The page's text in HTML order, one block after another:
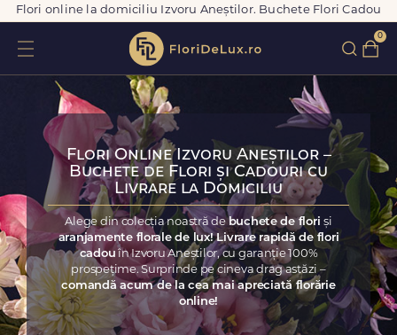
Flori online la domiciliu Izvoru Aneștilor. Buchete Flori Cadou
0
Flori Online Izvoru Aneștilor –
Buchete de Flori și Cadouri cu
Livrare la Domiciliu
Alege din colecția noastră de buchete de floriși
aranjamente florale de lux! Livrare rapidă de flori
cadou în Izvoru Aneștilor, cu garanție 100%
prospețime. Surprinde pe cineva drag astăzi –
comandă acum de la cea mai apreciată florărie
online!